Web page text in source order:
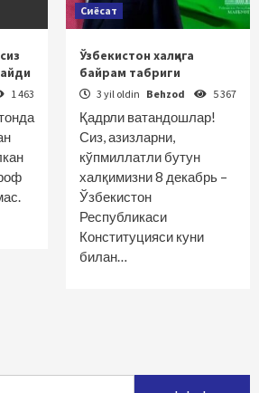
1 463
Сиёсат
Ўзбекистон халқига
байрам табриги
3 yil oldin Behzod 5 367
Қадрли ватандошлар!
Сиз, азизларни,
кўпмиллатли бутун
халқимизни 8 декабрь –
Ўзбекистон
Республикаси
Конституцияси куни
билан…